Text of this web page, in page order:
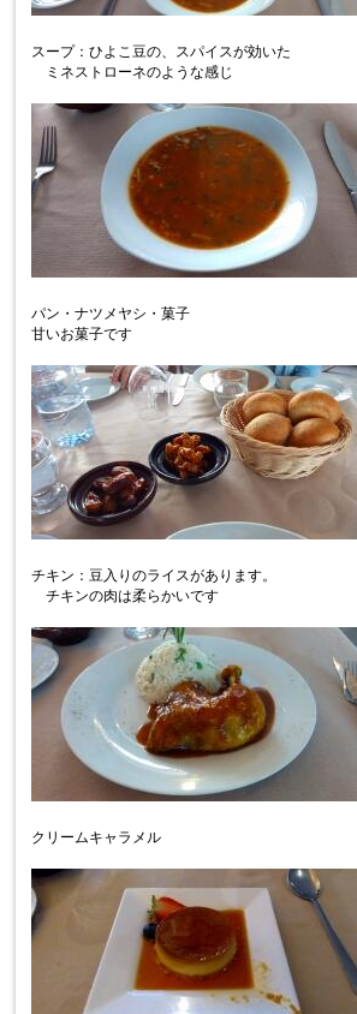
スープ：ひよこ豆の、スパイスが効いた
ミネストローネのような感じ
パン・ナツメヤシ・菓子
甘いお菓子です
チキン：豆入りのライスがあります。
チキンの肉は柔らかいです
クリームキャラメル